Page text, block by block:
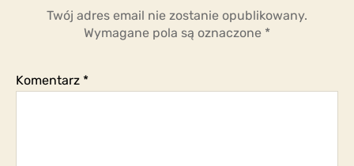
Twój adres email nie zostanie opublikowany.
Wymagane pola są oznaczone *
Komentarz *